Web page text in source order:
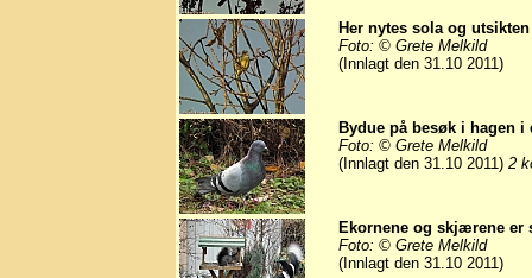
Her nytes sola og
Foto: © Grete Melkild
(Innlagt den 31.10 2011)
Bydue på besøk i hagen
Foto: © Grete Melkild
(Innlagt den 31.10 2011) 2
Ekornene og skjærene er
Foto: © Grete Melkild
(Innlagt den 31.10 2011)